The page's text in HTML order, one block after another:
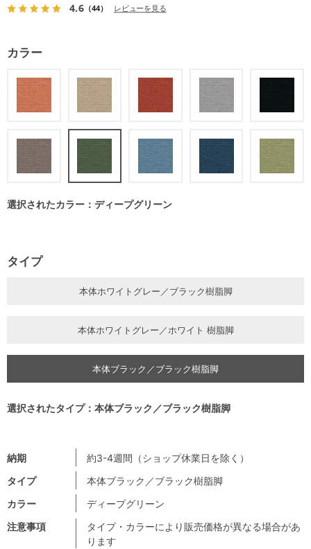
4.6（44） レビューを見る
注意事項
タイプ・カラーにより販売価格が異なる場合があ
ります
納期
約3-4週間（ショップ休業日を除く）
タイプ
本体ブラック／ブラック樹脂脚
カラー
ディープグリーン
カラー
選択されたカラー：ディープグリーン
タイプ
本体ホワイトグレー／ブラック樹脂脚
本体ホワイトグレー／ホワイト 樹脂脚
本体ブラック／ブラック樹脂脚
選択されたタイプ：本体ブラック／ブラック樹脂脚